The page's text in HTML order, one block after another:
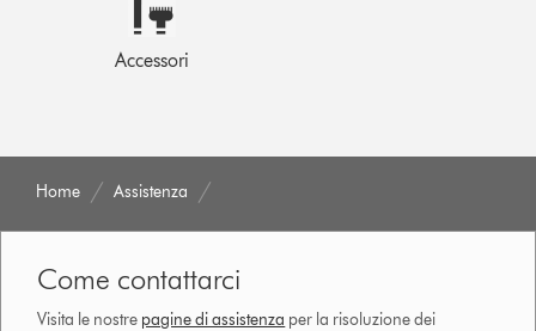
Accessori
Home Assistenza
Come contattarci
Visita le nostre pagine di assistenza per la risoluzione dei